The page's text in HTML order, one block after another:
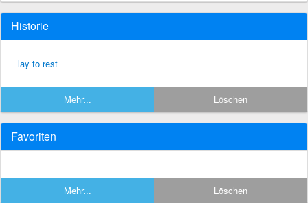
Historie
lay to rest
Mehr... Löschen
Favoriten
Mehr... Löschen